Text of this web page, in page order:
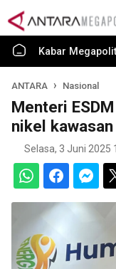
Kabar
ANTARA Nasional
Menteri
nikel
Selasa, 3 Juni 2025